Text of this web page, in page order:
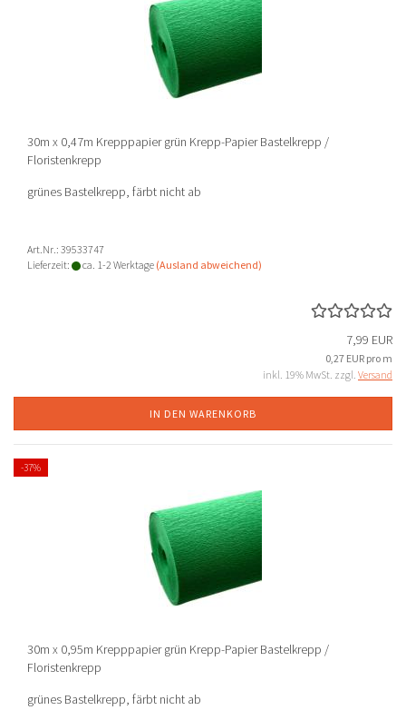
30m x 0,47m Krepppapier grün Krepp-Papier Bastelkrepp /
Floristenkrepp
grünes Bastelkrepp, färbt nicht ab
Art.Nr.: 39533747
Lieferzeit:
ca. 1-2 Werktage (Ausland abweichend)
7,99 EUR
0,27 EUR pro m
inkl. 19% MwSt. zzgl. Versand
IN DEN WARENKORB
-37%
30m x 0,95m Krepppapier grün Krepp-Papier Bastelkrepp /
Floristenkrepp
grünes Bastelkrepp, färbt nicht ab